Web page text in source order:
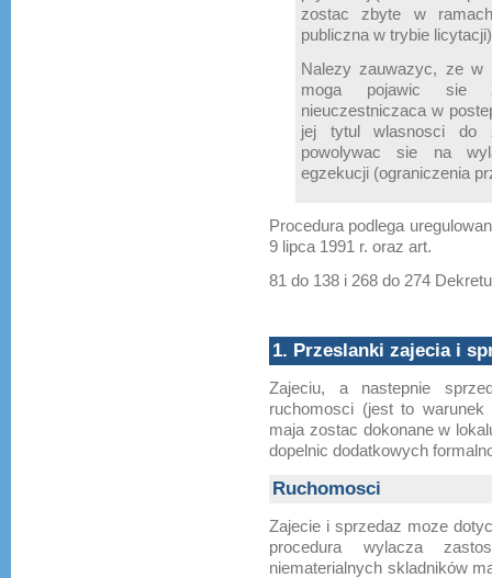
zostac zbyte w
publiczna w trybie
Nalezy zauwazyc, ze w
moga pojawic sie
nieuczestniczaca w
jej tytul wlasnosci do
powolywac sie na
egzekucji (ograniczenia
Procedura podlega
9 lipca 1991 r. oraz art.
81 do 138 i 268 do 274
1. Przeslanki zajecia i
Zajeciu, a nastepnie
ruchomosci (jest to
maja zostac dokonane w
dopelnic dodatkowych
Ruchomosci
Zajecie i sprzedaz moze
procedura wylacza
niematerialnych skladników